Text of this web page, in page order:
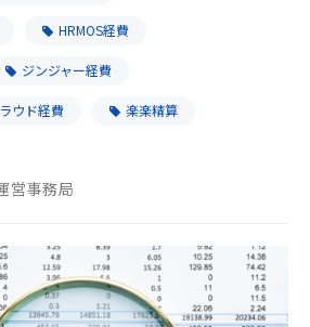
HRMOS経費
ジンジャー経費
ウド経費 楽楽精算
営事務局